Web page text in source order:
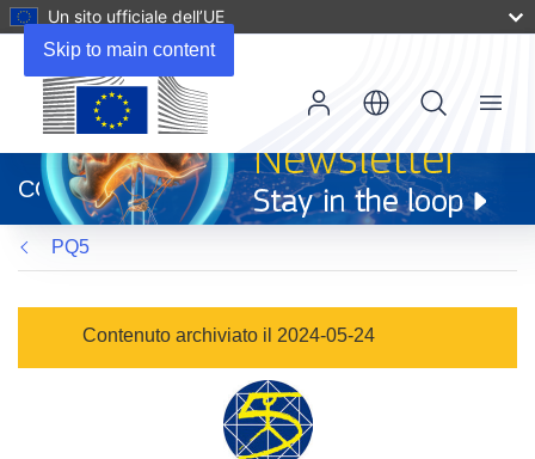
Skip to main content
Un sito ufficiale dell’UE
apre
in
una
nuova
finestra)
CORDIS
Menu
PQ5
Contenuto archiviato il 2024-05-24